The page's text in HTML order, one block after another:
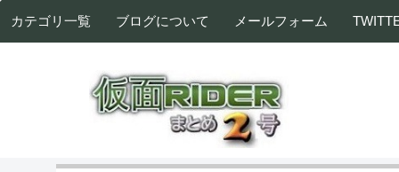
カテゴリ一覧 ブログについて メールフォーム